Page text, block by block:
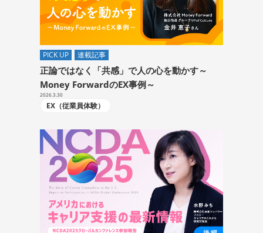
PICK UP 連載記事
正論ではなく「共感」で人の心を動かす～
Money ForwardのEX事例～
2026.3.30
EX（従業員体験）